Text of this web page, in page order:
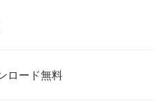
ロード無料